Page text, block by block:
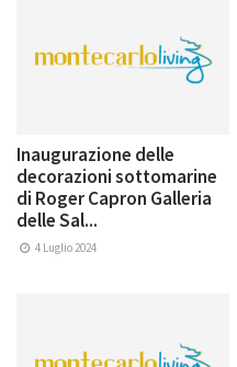
Inaugurazione delle
decorazioni sottomarine
di Roger Capron Galleria
delle Sal...
4 Luglio 2024